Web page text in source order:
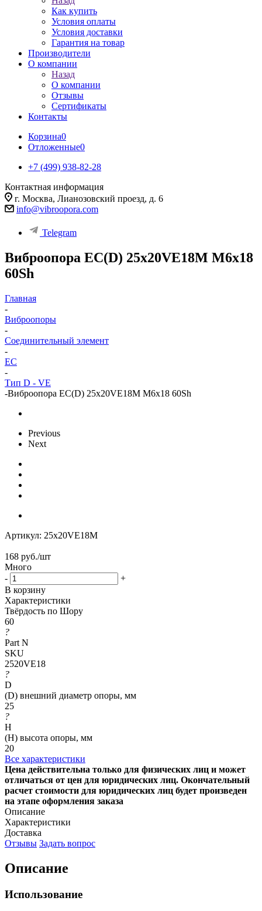
Как купить
Условия оплаты
Условия доставки
Гарантия на товар
Производители
О компании
Назад
О компании
Отзывы
Сертификаты
Контакты
Корзина0
Отложенные0
+7 (499) 938-82-28
Контактная информация
г. Москва, Лианозовский проезд, д. 6
info@vibroopora.com
Telegram
Виброопора EC(D) 25x20VE18M M6x18
60Sh
Главная
-
Виброопоры
-
Cоединительный элемент
-
EC
-
Тип D - VE
-Виброопора EC(D) 25x20VE18M M6x18 60Sh
Previous
Next
Артикул: 25x20VE18M
168 руб./шт
Много
-
+
В корзину
Характеристики
Твёрдость по Шору
60
?
Part N
SKU
2520VE18
?
D
(D) внешний диаметр опоры, мм
25
?
H
(H) высота опоры, мм
20
Все характеристики
Цена действительна только для физических лиц и может
отличаться от цен для юридических лиц. Окончательный
расчет стоимости для юридических лиц будет произведен
на этапе оформления заказа
Описание
Характеристики
Доставка
Отзывы Задать вопрос
Описание
Использование